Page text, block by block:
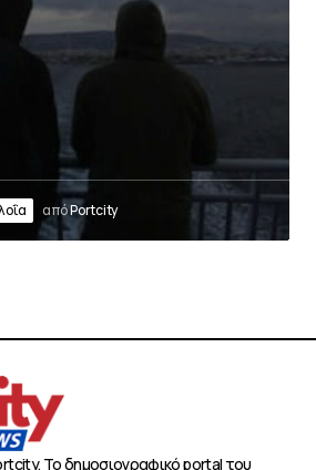
απόPortcity
Το δημοσιογραφικό portal του